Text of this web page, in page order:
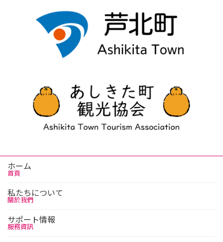
ホーム
首頁
私たちについて
關於我們
サポート情報
服務資訊